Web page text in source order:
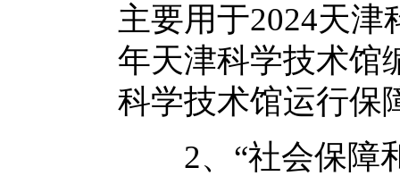
主要用于2024天津
年天津科学技术馆
科学技术馆运行保
2、“社会保障和